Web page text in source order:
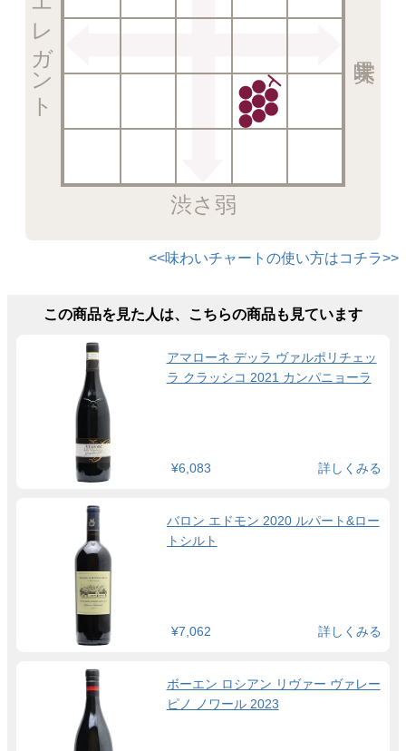
渋さ弱
エレガント
<<味わいチャートの使い方はコチラ>>
この商品を見た人は、こちらの商品も見ています
アマローネ デッラ ヴァルポリチェッ
ラ クラッシコ 2021 カンパニョーラ
¥6,083 詳しくみる
バロン エドモン 2020 ルパート&ロー
トシルト
¥7,062 詳しくみる
ボーエン ロシアン リヴァー ヴァレー
ピノ ノワール 2023